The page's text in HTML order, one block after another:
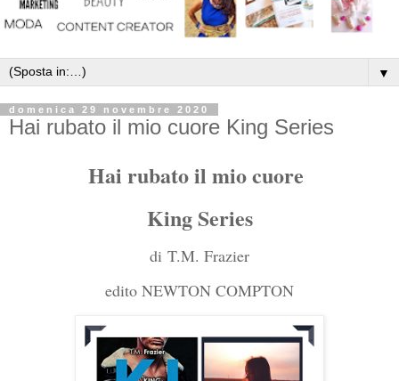
▼
domenica 29 novembre 2020
Hai rubato il mio cuore King Series
Hai rubato il mio cuore
King Series
di T.M. Frazier
edito NEWTON COMPTON